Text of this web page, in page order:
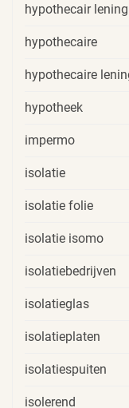
hypothecair lening
hypothecaire
hypothecaire
hypotheek
impermo
isolatie
isolatie folie
isolatie isomo
isolatiebedrijven
isolatieglas
isolatieplaten
isolatiespuiten
isolerend